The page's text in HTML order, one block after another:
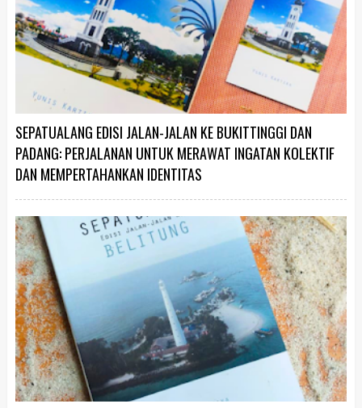
SEPATUALANG EDISI JALAN-JALAN KE BUKITTINGGI DAN
PADANG: PERJALANAN UNTUK MERAWAT INGATAN KOLEKTIF
DAN MEMPERTAHANKAN IDENTITAS